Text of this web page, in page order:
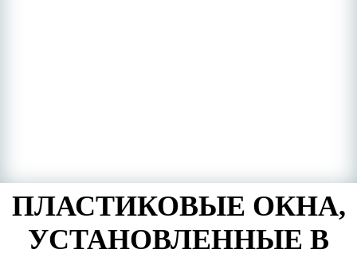
ПЛАСТИКОВЫЕ ОКНА,
УСТАНОВЛЕННЫЕ В